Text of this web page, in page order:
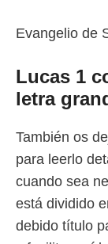
Evangelio de
Lucas 1
letra
También os
para leerlo
cuando sea
está dividido
debido título